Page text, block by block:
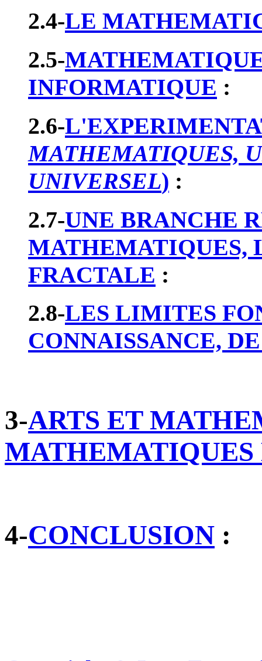
2.4-LE
2.5-
INFORMATIQUE :
2.6-
MATHEMATIQUES,
UNIVERSEL) :
2.7-UNE BRANCHE
MATHEMATIQUES,
FRACTALE :
2.8-LES LIMITES
CONNAISSANCE,
3-ARTS ET
MATHEMATIQUES
4-CONCLUSION :